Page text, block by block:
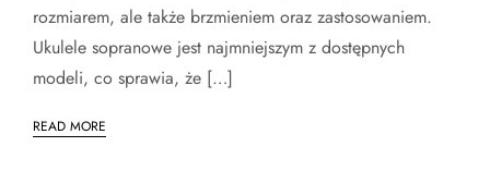
rozmiarem, ale także brzmieniem oraz zastosowaniem.
Ukulele sopranowe jest najmniejszym z dostępnych
modeli, co sprawia, że […]
READ MORE